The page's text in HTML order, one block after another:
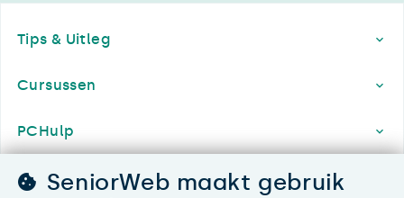
Tips & Uitleg
Cursussen
PCHulp
Lidmaatschap
SeniorWeb maakt gebruik